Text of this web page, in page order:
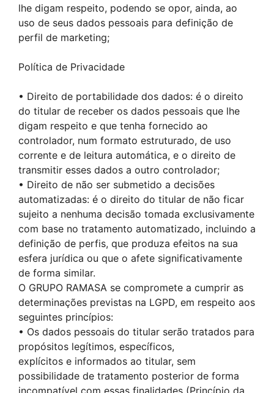
lhe digam respeito, podendo se opor, ainda, ao
uso de seus dados pessoais para definição de
perfil de marketing;
Política de Privacidade
• Direito de portabilidade dos dados: é o direito
do titular de receber os dados pessoais que lhe
digam respeito e que tenha fornecido ao
controlador, num formato estruturado, de uso
corrente e de leitura automática, e o direito de
transmitir esses dados a outro controlador;
• Direito de não ser submetido a decisões
automatizadas: é o direito do titular de não ficar
sujeito a nenhuma decisão tomada exclusivamente
com base no tratamento automatizado, incluindo a
definição de perfis, que produza efeitos na sua
esfera jurídica ou que o afete significativamente
de forma similar.
O GRUPO RAMASA se compromete a cumprir as
determinações previstas na LGPD, em respeito aos
seguintes princípios:
• Os dados pessoais do titular serão tratados para
propósitos legítimos, específicos,
explícitos e informados ao titular, sem
possibilidade de tratamento posterior de forma
incompatível com essas finalidades (Princípio da